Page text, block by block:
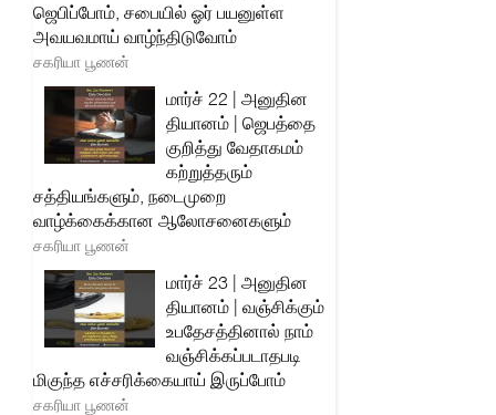
ஜெபிப்போம், சபையில் ஓர் பயனுள்ள
அவயவமாய் வாழ்ந்திடுவோம்
சகரியா பூணன்
மார்ச் 22 | அனுதின
தியானம் | ஜெபத்தை
குறித்து வேதாகமம்
கற்றுத்தரும்
சத்தியங்களும், நடைமுறை
வாழ்க்கைக்கான ஆலோசனைகளும்
சகரியா பூணன்
மார்ச் 23 | அனுதின
தியானம் | வஞ்சிக்கும்
உபதேசத்தினால் நாம்
வஞ்சிக்கப்படாதபடி
மிகுந்த எச்சரிக்கையாய் இருப்போம்
சகரியா பூணன்